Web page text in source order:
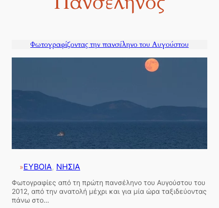
Φωτογραφίζοντας την πανσέληνο του Αυγούστου
»ΕΥΒΟΙΑ, ΝΗΣΙΑ
Φωτογραφίες από τη πρώτη πανσέληνο του Αυγούστου του
2012, από την ανατολή μέχρι και για μία ώρα ταξιδεύοντας
πάνω στο…